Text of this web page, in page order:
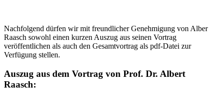
Nachfolgend dürfen wir mit freundlicher Genehmigung von Alber
Raasch sowohl einen kurzen Auszug aus seinen Vortrag
veröffentlichen als auch den Gesamtvortrag als pdf-Datei zur
Verfügung stellen.
Auszug aus dem Vortrag von Prof. Dr. Albert
Raasch: